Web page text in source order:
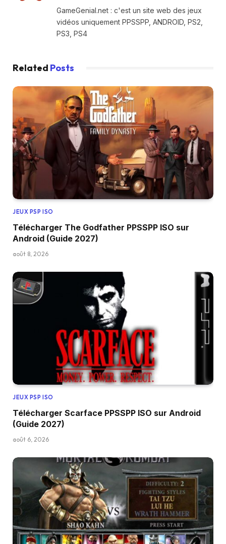
GameGenial.net : c'est un site web des jeux
vidéos uniquement PPSSPP, ANDROID, PS2,
PS3, PS4
Related Posts
JEUX PSP ISO
Télécharger The Godfather PPSSPP ISO sur
Android (Guide 2027)
août 8, 2026
JEUX PSP ISO
Télécharger Scarface PPSSPP ISO sur Android
(Guide 2027)
août 6, 2026